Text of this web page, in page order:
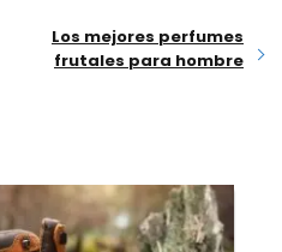
Los mejores perfumes
frutales para hombre